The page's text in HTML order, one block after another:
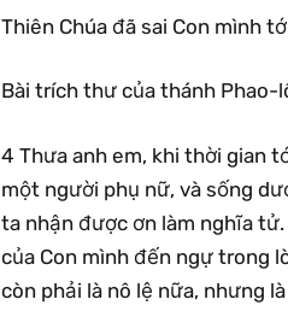
Thiên Chúa đã sai Con mình
Bài trích thư của thánh
4 Thưa anh em, khi thời gian
một người phụ nữ, và sống
ta nhận được ơn làm nghĩa
của Con mình đến ngự trong
còn phải là nô lệ nữa, nhưng